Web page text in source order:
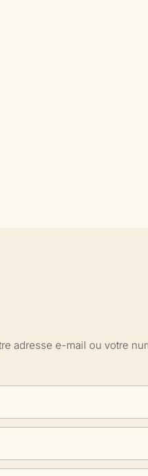
adresse e-mail ou votre